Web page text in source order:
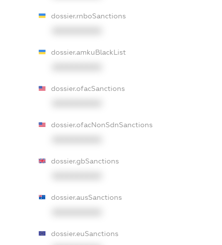
dossier.rnboSanctions
dossier.amkuBlackList
dossier.ofacSanctions
dossier.ofacNonSdnSanctions
dossier.gbSanctions
dossier.ausSanctions
dossier.euSanctions